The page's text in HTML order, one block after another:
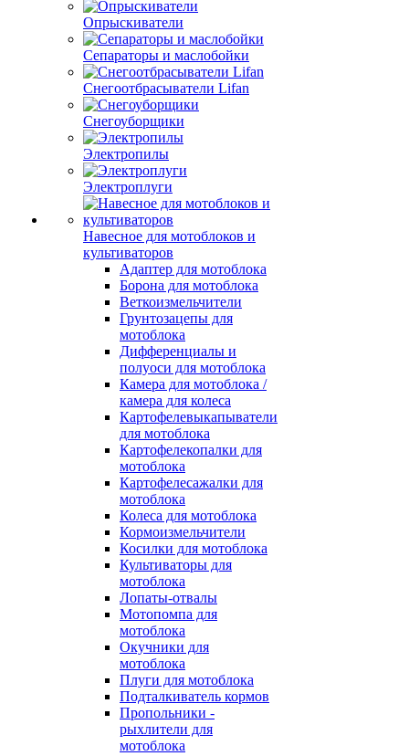
Опрыскиватели
Сепараторы и маслобойки
Снегоотбрасыватели Lifan
Снегоуборщики
Электропилы
Электроплуги
Навесное для мотоблоков и
культиваторов
Адаптер для мотоблока
Борона для мотоблока
Веткоизмельчители
Грунтозацепы для
мотоблока
Дифференциалы и
полуоси для мотоблока
Камера для мотоблока /
камера для колеса
Картофелевыкапыватели
для мотоблока
Картофелекопалки для
мотоблока
Картофелесажалки для
мотоблока
Колеса для мотоблока
Кормоизмельчители
Косилки для мотоблока
Культиваторы для
мотоблока
Лопаты-отвалы
Мотопомпа для
мотоблока
Окучники для
мотоблока
Плуги для мотоблока
Подталкиватель кормов
Пропольники -
рыхлители для
мотоблока